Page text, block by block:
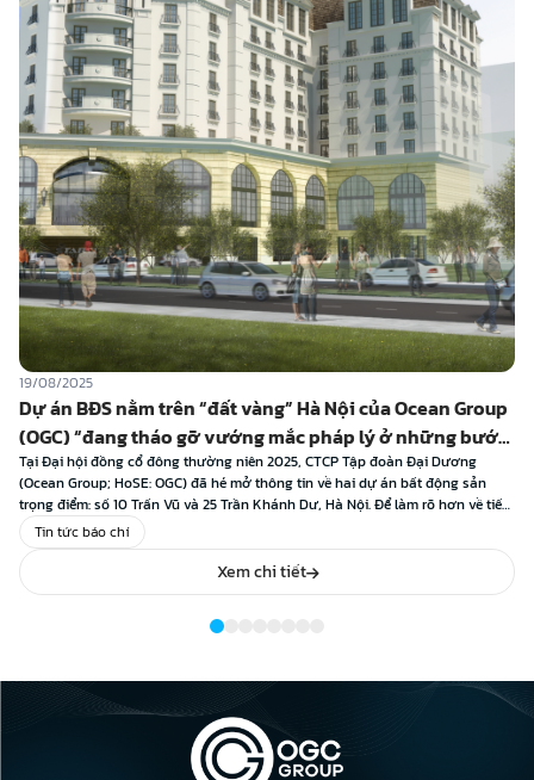
19/08/2025
Tin tức báo chí
Dự án BĐS nằm trên “đất vàng” Hà Nội của Ocean Group
(OGC) “đang tháo gỡ vướng mắc pháp lý ở những bước
cuối cùng”
Tại Đại hội đồng cổ đông thường niên 2025, CTCP Tập đoàn Đại Dương
(Ocean Group; HoSE: OGC) đã hé mở thông tin về hai dự án bất động sản
trọng điểm: số 10 Trấn Vũ và 25 Trần Khánh Dư, Hà Nội. Để làm rõ hơn về tiến
độ xử lý cũng như định […]
Xem chi tiết